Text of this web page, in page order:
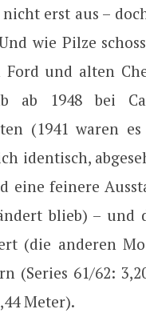
erst aus –
wie Pilze
Ford und alten
ab 1948 bei
(1941 waren
identisch,
eine feinere
blieb) – und
(die anderen
(Series 61/62:
Meter).